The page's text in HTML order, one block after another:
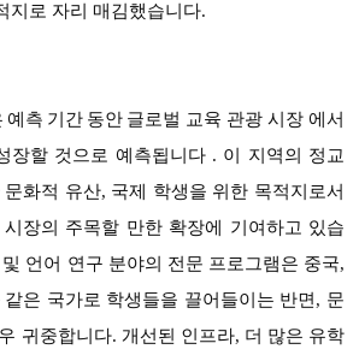
지로 자리 매김했습니다.
예측 기간 동안 글로벌 교육 관광 시장 에서
장할 것으로 예측됩니다 . 이 지역의 정교
화적 유산, 국제 학생을 위한 목적지로서
장의 주목할 만한 확장에 기여하고 있습
언어 연구 분야의 전문 프로그램은 중국,
은 국가로 학생들을 끌어들이는 반면, 문
귀중합니다. 개선된 인프라, 더 많은 유학